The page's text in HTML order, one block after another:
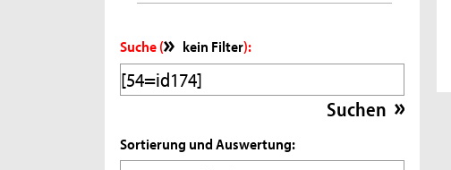
Suche ( kein Filter):
Sortierung und Auswertung: